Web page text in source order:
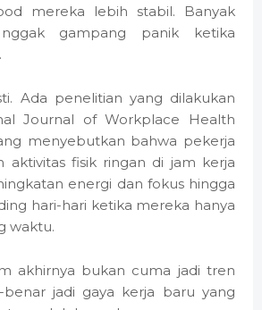
mereka lebih stabil. Banyak
gampang panik ketika
Ada penelitian yang dilakukan
Journal of Workplace Health
menyebutkan bahwa pekerja
aktivitas fisik ringan di jam kerja
energi dan fokus hingga
hari-hari ketika mereka hanya
waktu.
akhirnya bukan cuma jadi tren
jadi gaya kerja baru yang